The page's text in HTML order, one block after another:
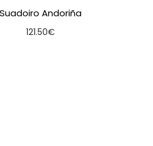
Suadoiro Andoriña
121.50€